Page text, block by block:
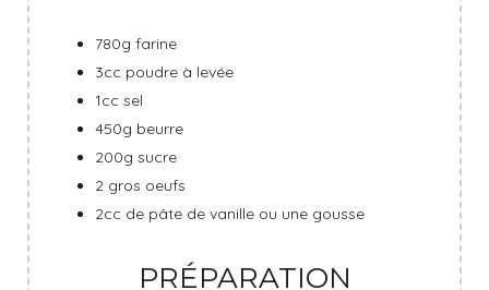
780g farine
3cc poudre à levée
1cc sel
450g beurre
200g sucre
2 gros oeufs
2cc de pâte de vanille ou une gousse
PRÉPARATION